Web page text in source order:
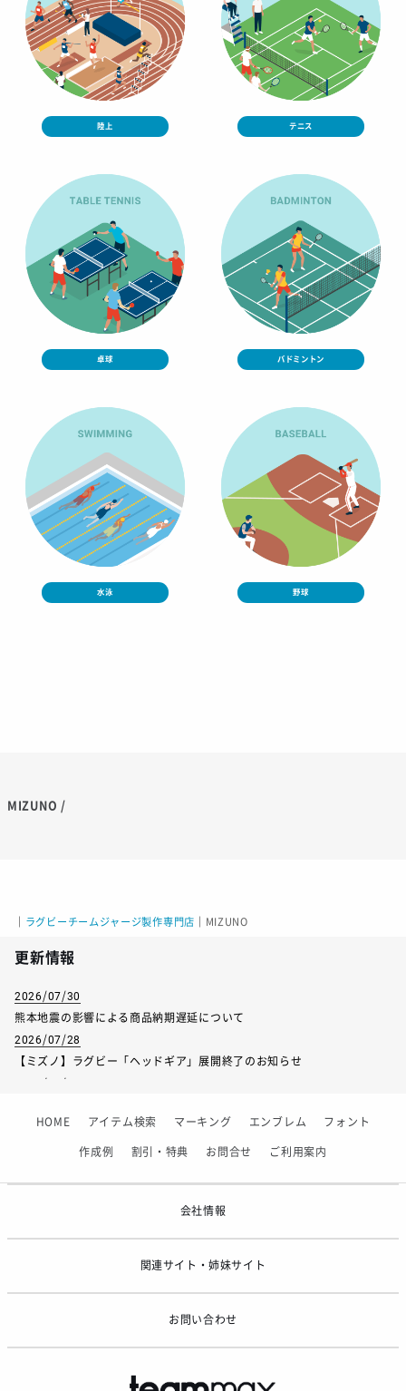
陸上 テニス
卓球 バドミントン
水泳 野球
MIZUNO /
ラグビーチームジャージ製作専門店 MIZUNO
更新情報
2026/07/30
熊本地震の影響による商品納期遅延について
2026/07/28
【ミズノ】ラグビー「ヘッドギア」展開終了のお知らせ
2026/06/09
【アシックス】一部商品「生地の在庫限り」廃盤のお知らせ
HOME アイテム検索 マーキング エンブレム フォント
作成例 割引・特典 お問合せ ご利用案内
会社情報
関連サイト・姉妹サイト
お問い合わせ